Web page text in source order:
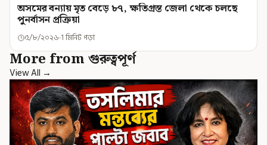
অসমের বন্যায় মৃত বেড়ে ৮৭, ক্ষতিগ্রস্ত জেলা থেকে চলছে
পুনর্বাসন প্রক্রিয়া
৫/৮/২০২৬ 1 মিনিট পড়া
More from গুরুত্বপূর্ণ
View All →